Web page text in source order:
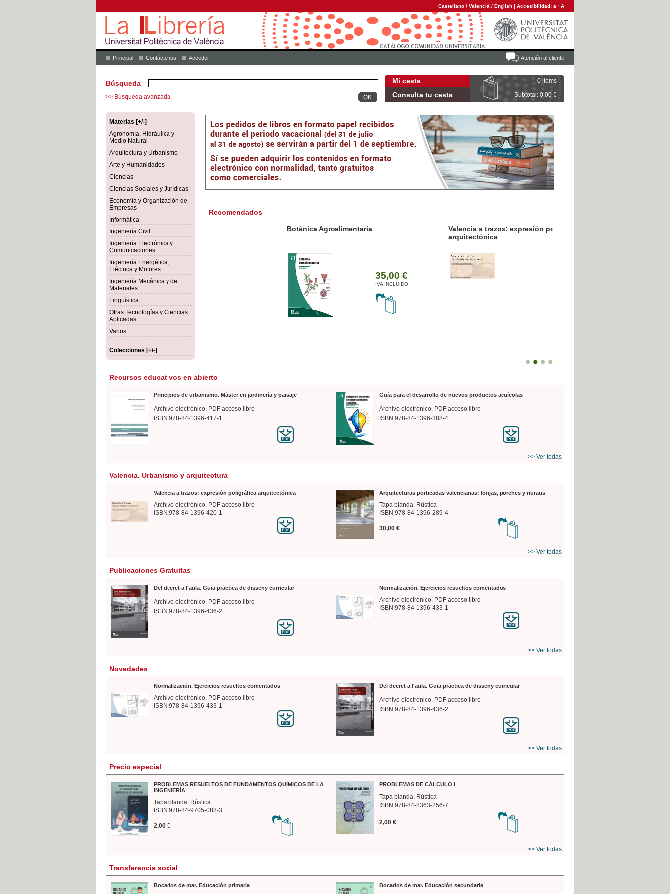
Castellano / Valencià / English | Accesibilidad: a · A
Atención al cliente
Principal Contáctenos Acceder
Mi cesta 0 items
Consulta tu cesta Subtotal: 0,00 €
Búsqueda
>> Búsqueda avanzada
Materias [+/-]
Agronomía, Hidráulica y
Medio Natural
Arquitectura y Urbanismo
Arte y Humanidades
Ciencias
Ciencias Sociales y Jurídicas
Economía y Organización de
Empresas
Informática
Ingeniería Civil
Ingeniería Electrónica y
Comunicaciones
Ingeniería Energética,
Eléctrica y Motores
Ingeniería Mecánica y de
Materiales
Lingüística
Otras Tecnologías y Ciencias
Aplicadas
Varios
Colecciones [+/-]
Recomendados
Botánica Agroalimentaria
35,00 €
IVA INCLUIDO
Valencia a trazos: expresión poligráfica
Recursos educativos en abierto
Principios de urbanismo. Máster en jardinería y paisaje
Archivo electrónico. PDF acceso libre
ISBN:978-84-1396-417-1
Guía para el desarrollo de nuevos productos acuícolas
Archivo electrónico. PDF acceso libre
ISBN:978-84-1396-388-4
>> Ver todas
Valencia. Urbanismo y arquitectura
Valencia a trazos: expresión poligráfica arquitectónica
Archivo electrónico. PDF acceso libre
ISBN:978-84-1396-420-1
Arquitecturas porticadas valencianas: lonjas, porches y riuraus
Tapa blanda. Rústica
ISBN:978-84-1396-289-4
30,00 €
>> Ver todas
Publicaciones Gratuitas
Del decret a l'aula. Guia práctica de disseny curricular
Archivo electrónico. PDF acceso libre
ISBN:978-84-1396-436-2
Normalización. Ejercicios resueltos comentados
Archivo electrónico. PDF acceso libre
ISBN:978-84-1396-433-1
>> Ver todas
Novedades
Normalización. Ejercicios resueltos comentados
Archivo electrónico. PDF acceso libre
ISBN:978-84-1396-433-1
Del decret a l'aula. Guia práctica de disseny curricular
Archivo electrónico. PDF acceso libre
ISBN:978-84-1396-436-2
>> Ver todas
Precio especial
PROBLEMAS RESUELTOS DE FUNDAMENTOS QUÍMICOS DE LA
INGENIERÍA
Tapa blanda. Rústica
ISBN:978-84-9705-088-3
2,00 €
PROBLEMAS DE CÁLCULO I
Tapa blanda. Rústica
ISBN:978-84-8363-256-7
2,00 €
>> Ver todas
Transferencia social
Bocados de mar. Educación primaria Bocados de mar. Educación secundaria